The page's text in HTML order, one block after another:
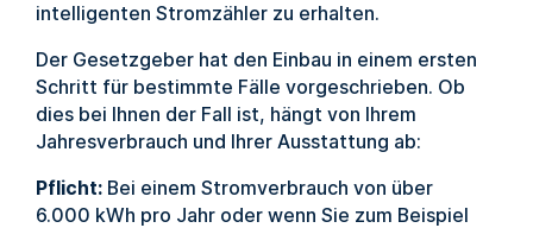
intelligenten Stromzähler zu erhalten.
Der Gesetzgeber hat den Einbau in einem ersten
Schritt für bestimmte Fälle vorgeschrieben. Ob
dies bei Ihnen der Fall ist, hängt von Ihrem
Jahresverbrauch und Ihrer Ausstattung ab:
Pflicht: Bei einem Stromverbrauch von über
6.000 kWh pro Jahr oder wenn Sie zum Beispiel